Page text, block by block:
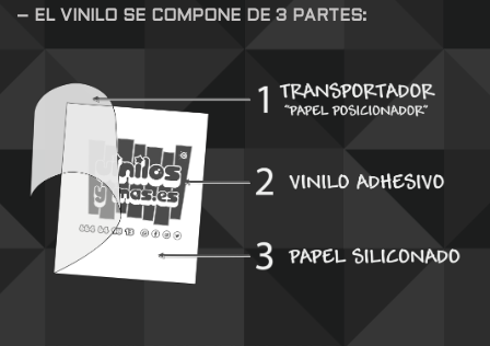
– EL VINILO SE COMPONE DE 3 PARTES: